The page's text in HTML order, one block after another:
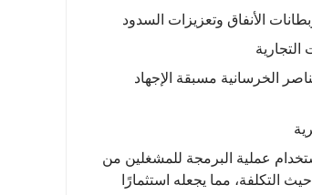
الأنفاق وتعزيزات السدود
الخرسانية مسبقة الإجهاد
عملية البرمجة للمشغلين من
التكلفة، مما يجعله استثمارًا